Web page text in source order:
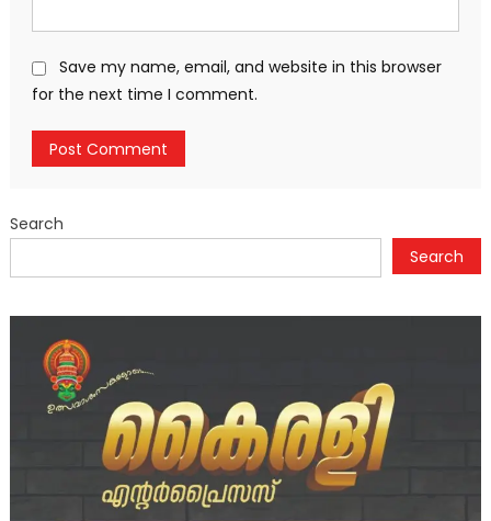
Save my name, email, and website in this browser
for the next time I comment.
Search
Search